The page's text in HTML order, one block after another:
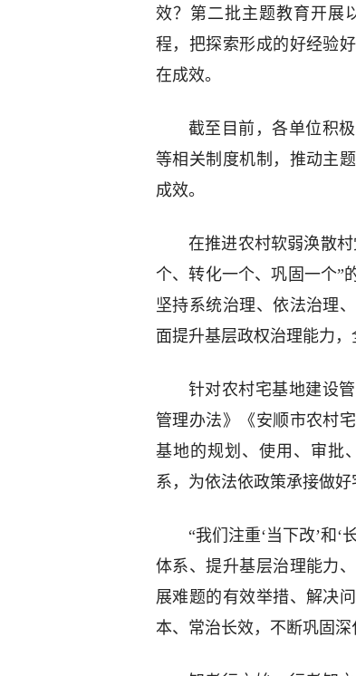
效？第二批主题教育开展
程，把探索形成的好经验
在成效。
截至目前，各单位积
等相关制度机制，推动主
成效。
在推进农村软弱涣散
个、转化一个、巩固一个”
坚持系统治理、依法治理
面提升基层政权治理能力，
针对农村宅基地建设
管理办法》《安顺市农村
基地的规划、使用、审批
系，为依法依政策承接做好
“我们注重‘当下改’和
体系、提升基层治理能力
展难题的有效举措、解决
本、常治长效，不断巩固深